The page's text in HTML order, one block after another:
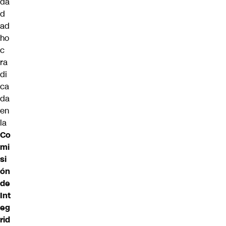
d
ad
ho
c
ra
di
ca
da
en
la
Co
mi
si
ón
de
Int
eg
rid